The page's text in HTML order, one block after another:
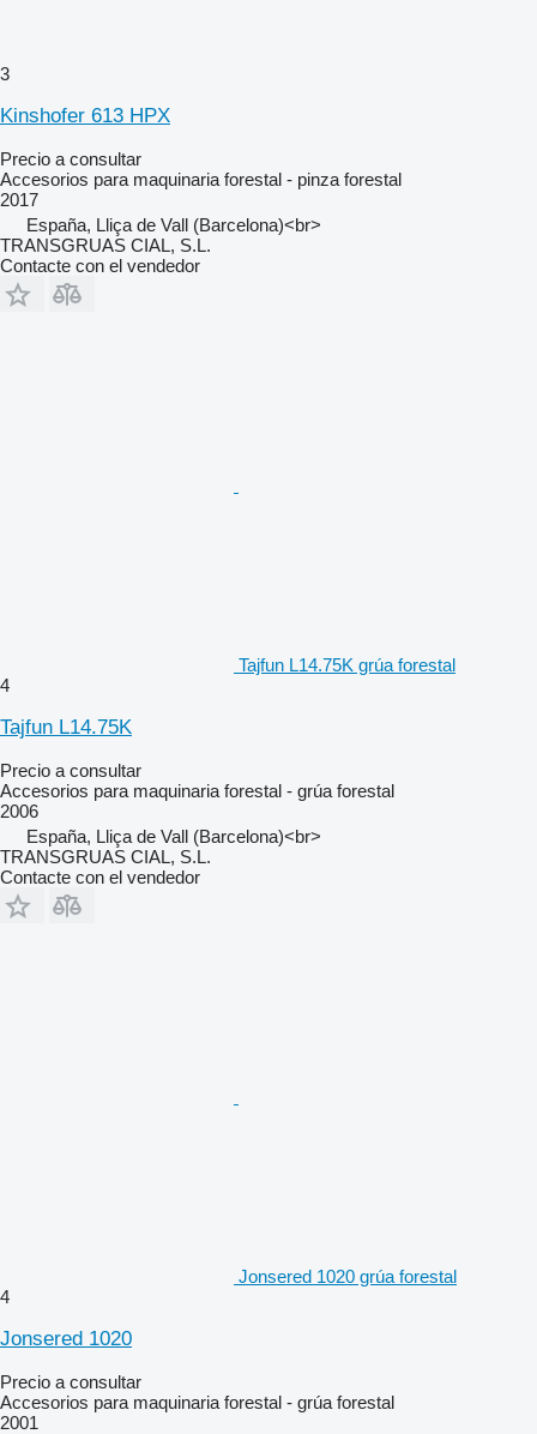
3
Kinshofer 613 HPX
Precio a consultar
Accesorios para maquinaria forestal - pinza forestal
2017
España, Lliça de Vall (Barcelona)<br>
TRANSGRUAS CIAL, S.L.
Contacte con el vendedor
Tajfun L14.75K grúa forestal
4
Tajfun L14.75K
Precio a consultar
Accesorios para maquinaria forestal - grúa forestal
2006
España, Lliça de Vall (Barcelona)<br>
TRANSGRUAS CIAL, S.L.
Contacte con el vendedor
Jonsered 1020 grúa forestal
4
Jonsered 1020
Precio a consultar
Accesorios para maquinaria forestal - grúa forestal
2001